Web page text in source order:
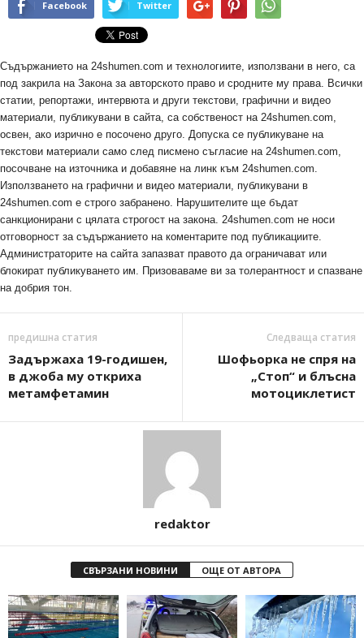
Facebook Twitter
Съдържанието на 24shumen.com и технологиите, използвани в него, са
под закрила на Закона за авторското право и сродните му права. Всички
статии, репортажи, интервюта и други текстови, графични и видео
материали, публикувани в сайта, са собственост на 24shumen.com,
освен, ако изрично е посочено друго. Допуска се публикуване на
текстови материали само след писмено съгласие на 24shumen.com,
посочване на източника и добавяне на линк към 24shumen.com.
Използването на графични и видео материали, публикувани в
24shumen.com е строго забранено. Нарушителите ще бъдат
санкционирани с цялата строгост на закона. 24shumen.com не носи
отговорност за съдържанието на коментарите под публикациите.
Администраторите на сайта запазват правото да ограничават или
блокират публикуването им. Призоваваме ви за толерантност и спазване
на добрия тон.
предишна статия
Задържаха 19-годишен,
в джоба му откриха
метамфетамин
Следваща статия
Шофьорка не спря на
„Стоп“ и блъсна
мотоциклетист
redaktor
СВЪРЗАНИ НОВИНИ ОЩЕ ОТ АВТОРА